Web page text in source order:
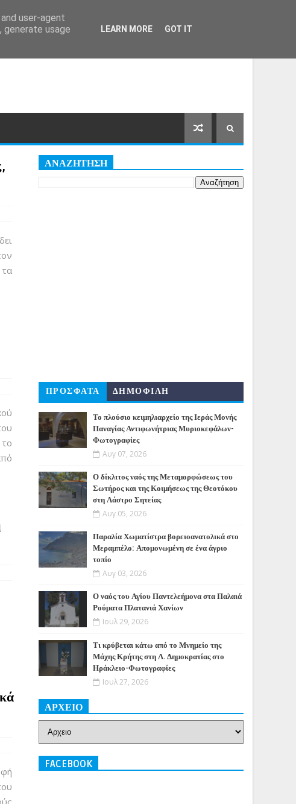
ΑΝΑΖΗΤΗΣΗ
ΠΡΟΣΦΑΤΑ ΔΗΜΟΦΙΛΗ
Το πλούσιο κειμηλιαρχείο της Ιεράς Μονής
Παναγίας Αντιφωνήτριας Μυριοκεφάλων-
Φωτογραφίες
Αυγ 07, 2026
Ο δίκλιτος ναός της Μεταμορφώσεως του
Σωτήρος και της Κοιμήσεως της Θεοτόκου
στη Λάστρο Σητείας
Αυγ 05, 2026
Παραλία Χωματίστρα βορειοανατολικά στο
Μεραμπέλο: Απομονωμένη σε ένα άγριο
τοπίο
Αυγ 03, 2026
Ο ναός του Αγίου Παντελεήμονα στα Παλαιά
Ρούματα Πλατανιά Χανίων
Ιουλ 29, 2026
Τι κρύβεται κάτω από το Μνημείο της
Μάχης Κρήτης στη Λ. Δημοκρατίας στο
Ηράκλειο-Φωτογραφίες
Ιουλ 27, 2026
ΑΡΧΕΙΟ
FACEBOOK
user-agent
usage
LEARN MORE GOT IT